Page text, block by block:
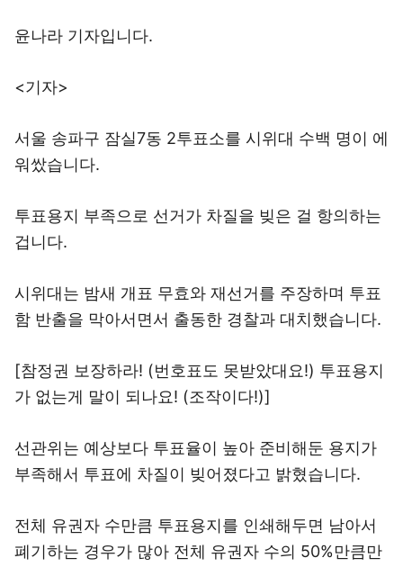
윤나라 기자입니다.
<기자>
서울 송파구 잠실7동 2투표소를 시위대 수백 명이 에
워쌌습니다.
투표용지 부족으로 선거가 차질을 빚은 걸 항의하는
겁니다.
시위대는 밤새 개표 무효와 재선거를 주장하며 투표
함 반출을 막아서면서 출동한 경찰과 대치했습니다.
[참정권 보장하라! (번호표도 못받았대요!) 투표용지
가 없는게 말이 되나요! (조작이다!)]
선관위는 예상보다 투표율이 높아 준비해둔 용지가
부족해서 투표에 차질이 빚어졌다고 밝혔습니다.
전체 유권자 수만큼 투표용지를 인쇄해두면 남아서
폐기하는 경우가 많아 전체 유권자 수의 50%만큼만